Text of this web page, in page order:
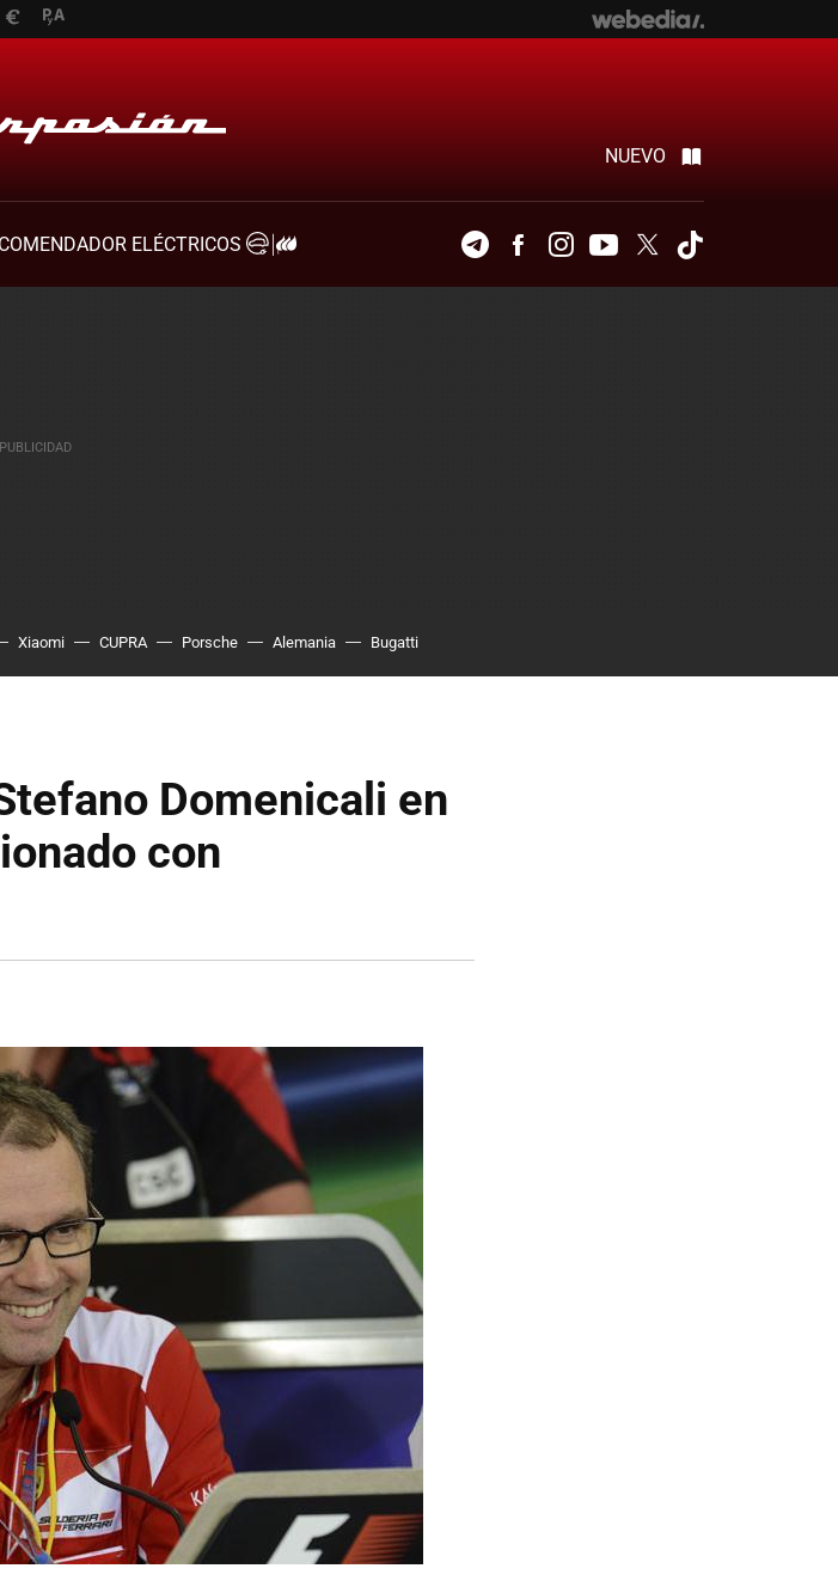
NUEVO
ELÉCTRICOS
TelegramFacebookInstagramYoutubeTwitter
Xiaomi CUPRA Porsche Alemania Bugatti
Domenicali en
con